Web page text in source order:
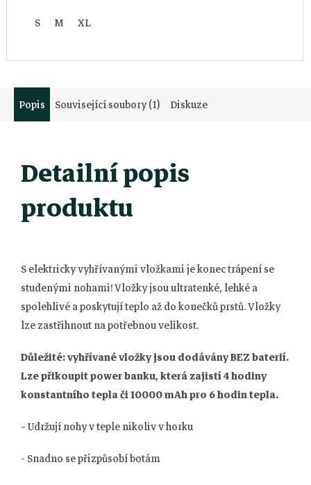
S
M XL
Popis Související soubory (1) Diskuze
Detailní popis
produktu
S elektricky vyhřívanými vložkami je konec trápení se
studenými nohami! Vložky jsou ultratenké, lehké a
spolehlivé a poskytují teplo až do konečků prstů. Vložky
lze zastřihnout na potřebnou velikost.
Důležité: vyhřívané vložky jsou dodávány BEZ baterií.
Lze přikoupit power banku, která zajistí 4 hodiny
konstantního tepla či 10000 mAh pro 6 hodin tepla.
-Udržují nohy v teple nikoliv v horku
- Snadno se přizpůsobí botám